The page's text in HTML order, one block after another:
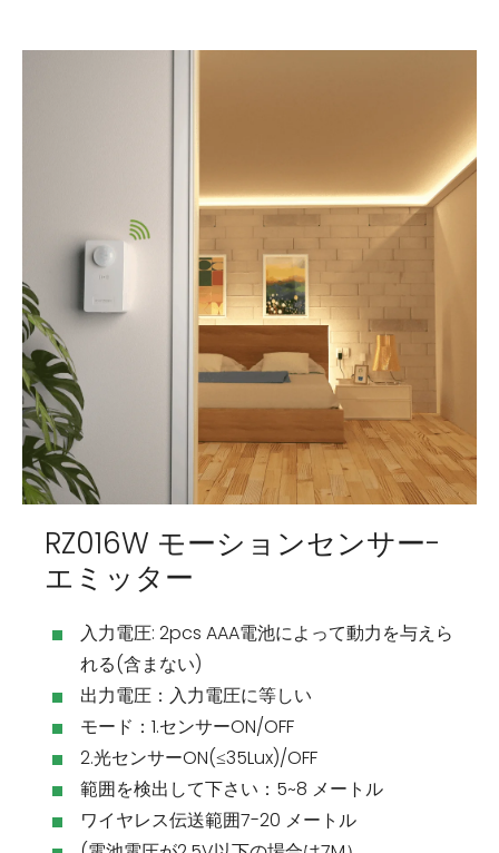
RZ016W モーションセンサー-
エミッター
入力電圧: 2pcs AAA電池によって動力を与えら
れる(含まない)
出力電圧：入力電圧に等しい
モード：1.センサーON/OFF
2.光センサーON(≤35Lux)/OFF
範囲を検出して下さい：5~8 メートル
ワイヤレス伝送範囲7-20 メートル